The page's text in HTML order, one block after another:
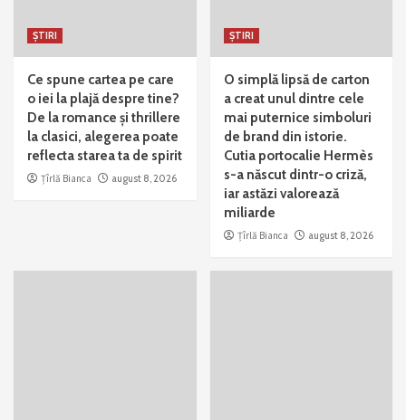
ȘTIRI
Ce spune cartea pe care
o iei la plajă despre tine?
De la romance și thrillere
la clasici, alegerea poate
reflecta starea ta de spirit
Țîrlă Bianca august 8, 2026
ȘTIRI
O simplă lipsă de carton
a creat unul dintre cele
mai puternice simboluri
de brand din istorie.
Cutia portocalie Hermès
s-a născut dintr-o criză,
iar astăzi valorează
miliarde
Țîrlă Bianca august 8, 2026